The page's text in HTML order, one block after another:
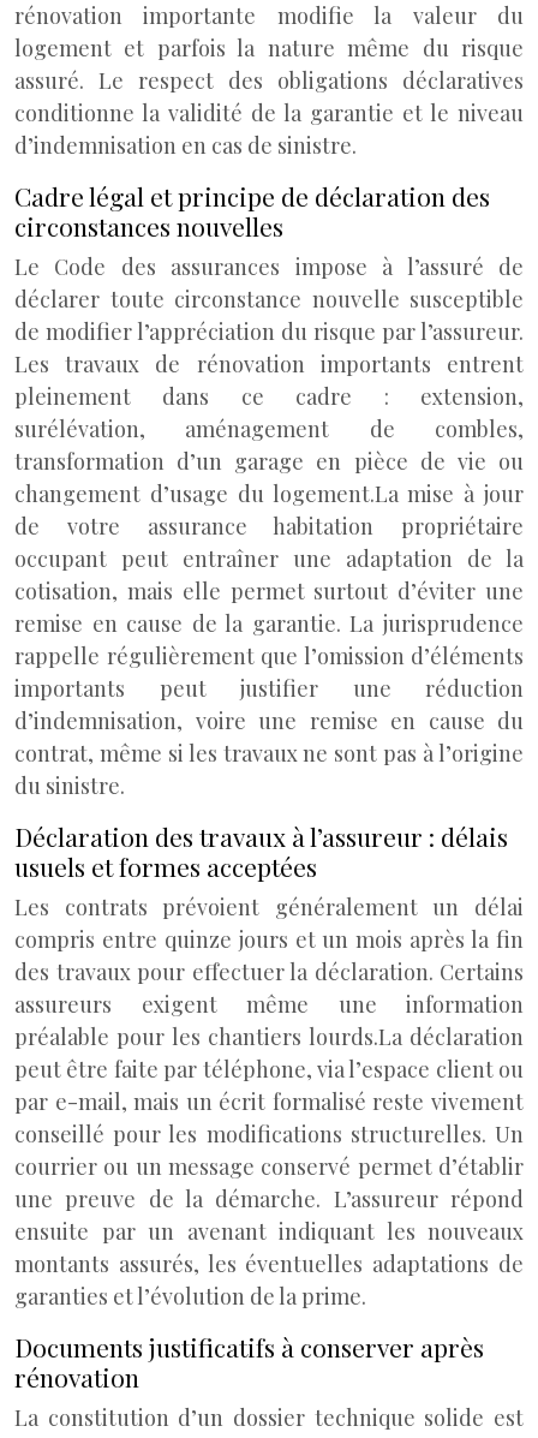
rénovation importante modifie la valeur du
logement et parfois la nature même du risque
assuré. Le respect des obligations déclaratives
conditionne la validité de la garantie et le niveau
d’indemnisation en cas de sinistre.
Cadre légal et principe de déclaration des
circonstances nouvelles
Le Code des assurances impose à l’assuré de
déclarer toute circonstance nouvelle susceptible
de modifier l’appréciation du risque par l’assureur.
Les travaux de rénovation importants entrent
pleinement dans ce cadre : extension,
surélévation, aménagement de combles,
transformation d’un garage en pièce de vie ou
changement d’usage du logement.La mise à jour
de votre assurance habitation propriétaire
occupant peut entraîner une adaptation de la
cotisation, mais elle permet surtout d’éviter une
remise en cause de la garantie. La jurisprudence
rappelle régulièrement que l’omission d’éléments
importants peut justifier une réduction
d’indemnisation, voire une remise en cause du
contrat, même si les travaux ne sont pas à l’origine
du sinistre.
Déclaration des travaux à l’assureur : délais
usuels et formes acceptées
Les contrats prévoient généralement un délai
compris entre quinze jours et un mois après la fin
des travaux pour effectuer la déclaration. Certains
assureurs exigent même une information
préalable pour les chantiers lourds.La déclaration
peut être faite par téléphone, via l’espace client ou
par e-mail, mais un écrit formalisé reste vivement
conseillé pour les modifications structurelles. Un
courrier ou un message conservé permet d’établir
une preuve de la démarche. L’assureur répond
ensuite par un avenant indiquant les nouveaux
montants assurés, les éventuelles adaptations de
garanties et l’évolution de la prime.
Documents justificatifs à conserver après
rénovation
La constitution d’un dossier technique solide est